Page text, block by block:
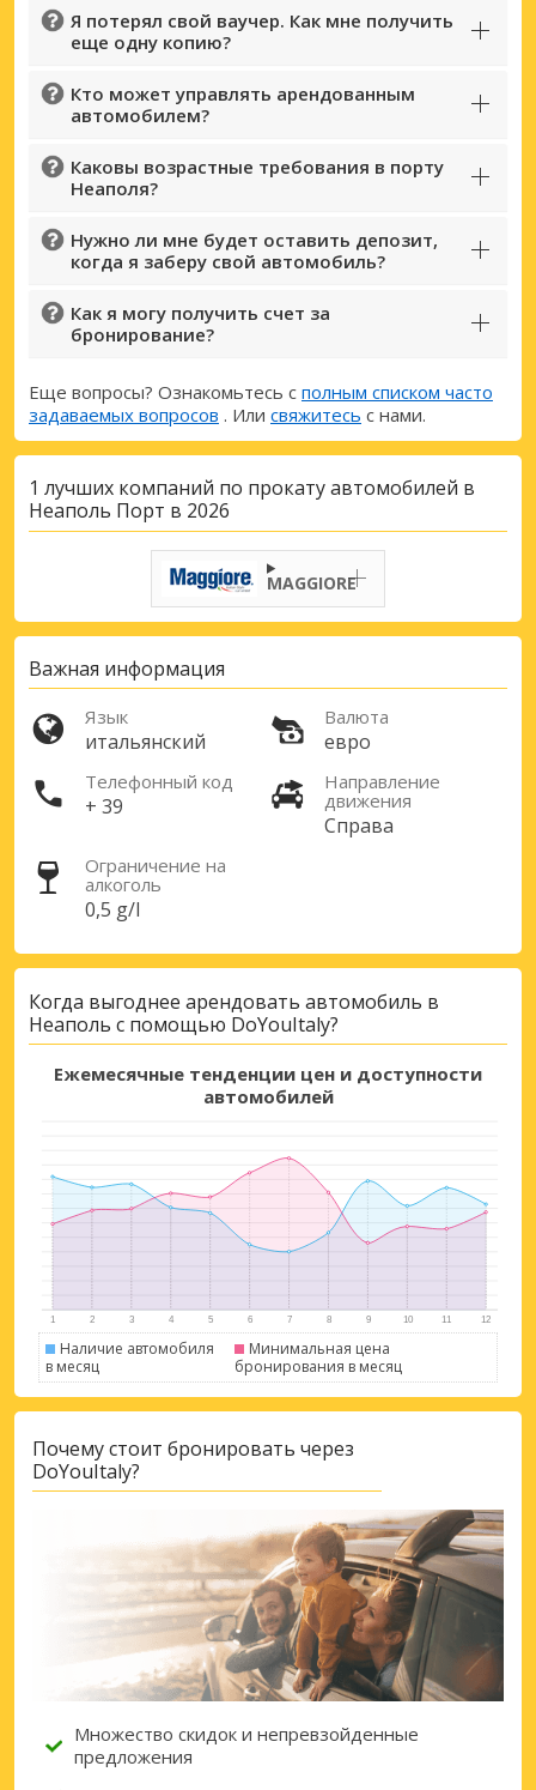
Лучшие сбережения
Получите доступ к эксклюзивным
предложениям партнёров
Войти с помощью eLink
Я потерял свой ваучер. Как мне получить
еще одну копию?
Кто может управлять арендованным
автомобилем?
Каковы возрастные требования в порту
Неаполя?
Нужно ли мне будет оставить депозит,
когда я заберу свой автомобиль?
Как я могу получить счет за
бронирование?
Еще вопросы? Ознакомьтесь с полным списком часто
задаваемых вопросов . Или свяжитесь с нами.
1 лучших компаний по прокату автомобилей в
Неаполь Порт в 2026
MAGGIORE
Важная информация
Язык
итальянский
Валюта
евро
Телефонный код
+ 39
Направление
движения
Справа
Ограничение на
алкоголь
0,5 g/l
Когда выгоднее арендовать автомобиль в
Неаполь с помощью DoYouItaly?
Ежемесячные тенденции цен и доступности
автомобилей
Наличие автомобиля
в месяц
Минимальная цена
бронирования в месяц
Почему стоит бронировать через
DoYouItaly?
Множество скидок и непревзойденные
предложения